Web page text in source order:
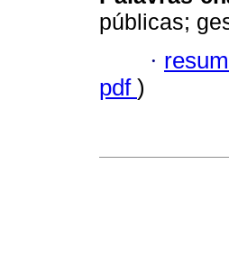
públicas;
·
pdf )